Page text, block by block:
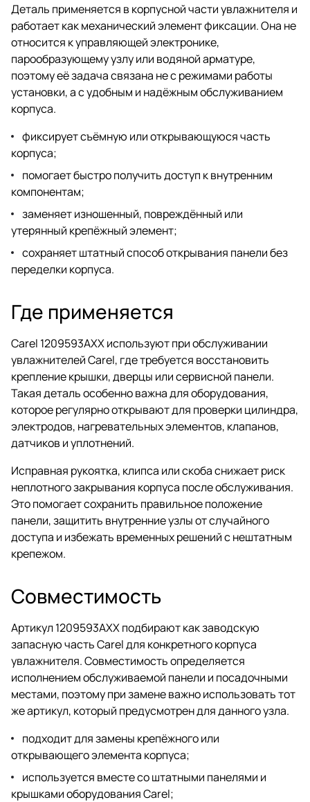
Деталь применяется в корпусной части увлажнителя и
работает как механический элемент фиксации. Она не
относится к управляющей электронике,
парообразующему узлу или водяной арматуре,
поэтому её задача связана не с режимами работы
установки, а с удобным и надёжным обслуживанием
корпуса.
фиксирует съёмную или открывающуюся часть
корпуса;
помогает быстро получить доступ к внутренним
компонентам;
заменяет изношенный, повреждённый или
утерянный крепёжный элемент;
сохраняет штатный способ открывания панели без
переделки корпуса.
Где применяется
Carel 1209593AXX используют при обслуживании
увлажнителей Carel, где требуется восстановить
крепление крышки, дверцы или сервисной панели.
Такая деталь особенно важна для оборудования,
которое регулярно открывают для проверки цилиндра,
электродов, нагревательных элементов, клапанов,
датчиков и уплотнений.
Исправная рукоятка, клипса или скоба снижает риск
неплотного закрывания корпуса после обслуживания.
Это помогает сохранить правильное положение
панели, защитить внутренние узлы от случайного
доступа и избежать временных решений с нештатным
крепежом.
Совместимость
Артикул 1209593AXX подбирают как заводскую
запасную часть Carel для конкретного корпуса
увлажнителя. Совместимость определяется
исполнением обслуживаемой панели и посадочными
местами, поэтому при замене важно использовать тот
же артикул, который предусмотрен для данного узла.
подходит для замены крепёжного или
открывающего элемента корпуса;
используется вместе со штатными панелями и
крышками оборудования Carel;